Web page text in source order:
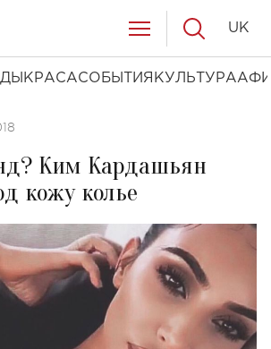
КРАСАСОБЫТИЯ КУЛЬТУРА
UK
Ким Кардашьян
кожу колье